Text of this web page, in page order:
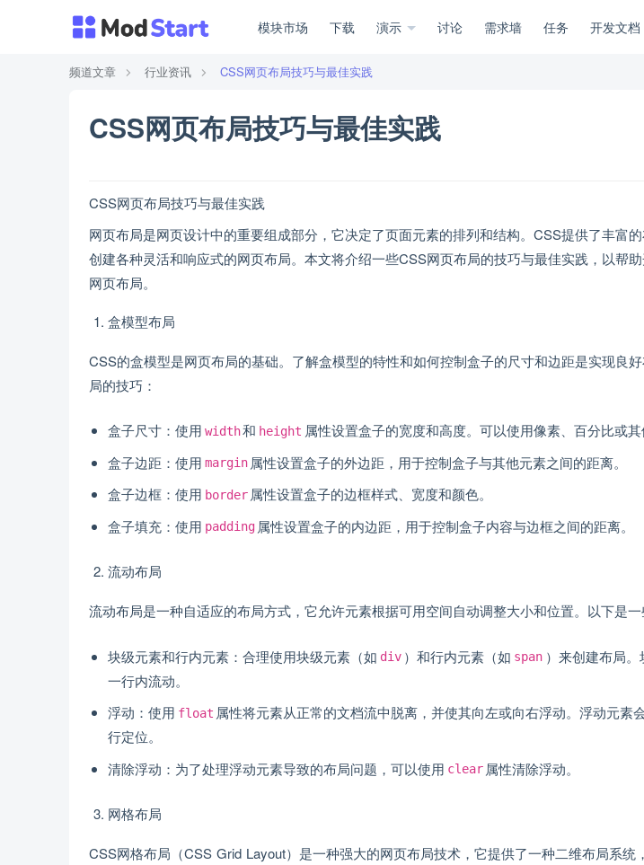
模块市场 下载 演示 讨论 需求墙 任务 开发文档
频道文章 行业资讯 CSS网页布局技巧与最佳实践
CSS网页布局技巧与最佳实践
CSS网页布局技巧与最佳实践
网页布局是网页设计中的重要组成部分，它决定了页面元素的排列和结构。CSS提供了丰富
创建各种灵活和响应式的网页布局。本文将介绍一些CSS网页布局的技巧与最佳实践，以帮
网页布局。
盒模型布局
CSS的盒模型是网页布局的基础。了解盒模型的特性和如何控制盒子的尺寸和边距是实现良
局的技巧：
盒子尺寸：使用 width和 height 属性设置盒子的宽度和高度。可以使用像素、百分比或其
盒子边距：使用 margin 属性设置盒子的外边距，用于控制盒子与其他元素之间的距离。
盒子边框：使用 border 属性设置盒子的边框样式、宽度和颜色。
盒子填充：使用 padding 属性设置盒子的内边距，用于控制盒子内容与边框之间的距离。
流动布局
流动布局是一种自适应的布局方式，它允许元素根据可用空间自动调整大小和位置。以下是一
块级元素和行内元素：合理使用块级元素（如 div ）和行内元素（如 span ）来创建布局
一行内流动。
浮动：使用 float 属性将元素从正常的文档流中脱离，并使其向左或向右浮动。浮动元素
行定位。
清除浮动：为了处理浮动元素导致的布局问题，可以使用 clear 属性清除浮动。
网格布局
CSS网格布局（CSS Grid Layout）是一种强大的网页布局技术，它提供了一种二维布局系统